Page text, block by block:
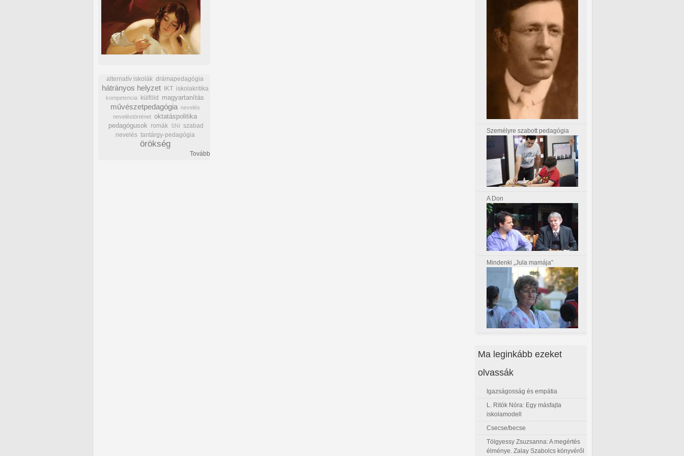
alternatív iskolák drámapedagógia
hátrányos helyzet IKT iskolakritika
kompetencia külföld magyartanítás
művészetpedagógia
nevelés
neveléstörténet oktatáspolitika
pedagógusok romák SNI szabad
nevelés tantárgy-pedagógia
örökség
Tovább
Személyre szabott pedagógia
A Don
Mindenki „Jula mamája”
Ma leginkább ezeket
olvassák
Igazságosság és empátia
L. Ritók Nóra: Egy másfajta
iskolamodell
Csecse/becse
Tölgyessy Zsuzsanna: A megértés
élménye. Zalay Szabolcs könyvéről